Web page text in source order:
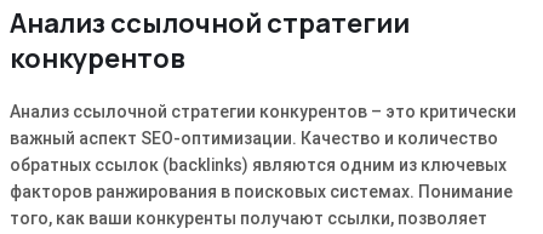
Анализ ссылочной стратегии
конкурентов
Анализ ссылочной стратегии конкурентов – это критически
важный аспект SEO-оптимизации. Качество и количество
обратных ссылок (backlinks) являются одним из ключевых
факторов ранжирования в поисковых системах. Понимание
того, как ваши конкуренты получают ссылки, позволяет